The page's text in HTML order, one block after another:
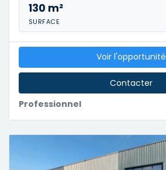
130 m²
SURFACE
Professionnel
Voir l'opportunité
Contacter